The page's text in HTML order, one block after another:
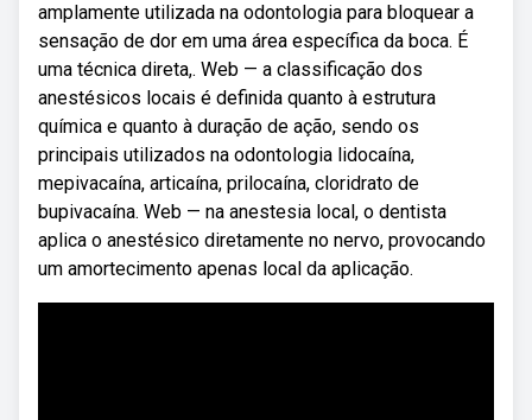
amplamente utilizada na odontologia para bloquear a
sensação de dor em uma área específica da boca. É
uma técnica direta,. Web — a classificação dos
anestésicos locais é definida quanto à estrutura
química e quanto à duração de ação, sendo os
principais utilizados na odontologia lidocaína,
mepivacaína, articaína, prilocaína, cloridrato de
bupivacaína. Web — na anestesia local, o dentista
aplica o anestésico diretamente no nervo, provocando
um amortecimento apenas local da aplicação.